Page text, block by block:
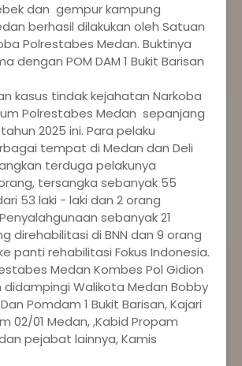
dan gempur kampung
berhasil dilakukan oleh Satuan
Polrestabes Medan. Buktinya
dengan POM DAM 1 Bukit Barisan
kasus tindak kejahatan Narkoba
Polrestabes Medan sepanjang
2025 ini. Para pelaku
tempat di Medan dan Deli
terduga pelakunya
tersangka sebanyak 55
53 laki - laki dan 2 orang
sebanyak 21
direhabilitasi di BNN dan 9 orang
panti rehabilitasi Fokus Indonesia.
Medan Kombes Pol Gidion
didampingi Walikota Medan Bobby
Pomdam 1 Bukit Barisan, Kajari
02/01 Medan, ,Kabid Propam
pejabat lainnya, Kamis